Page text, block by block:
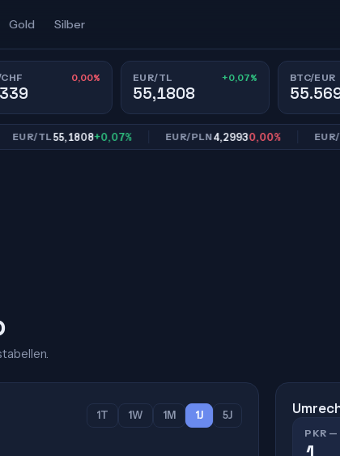
Gold Silber
0,00% EUR/TL +0,07%
55,1808
BTC/EUR
TL55,1808+0,07% EUR/PLN4,29930,00% EUR/CNY
1T 1W 1M 1J 5J
PKR —